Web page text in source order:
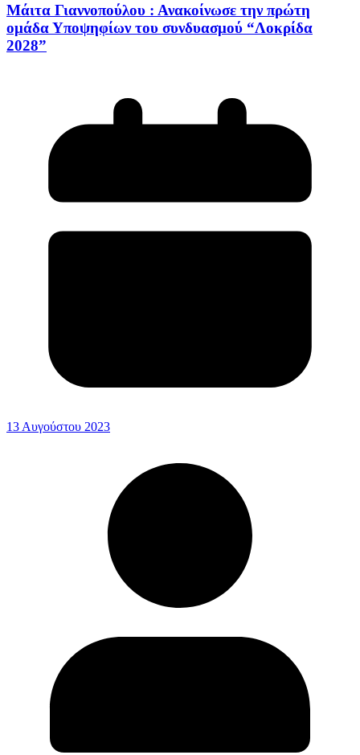
Μάιτα Γιαννοπούλου : Ανακοίνωσε την πρώτη
ομάδα Υποψηφίων του συνδυασμού “Λοκρίδα
2028”
13 Αυγούστου 2023